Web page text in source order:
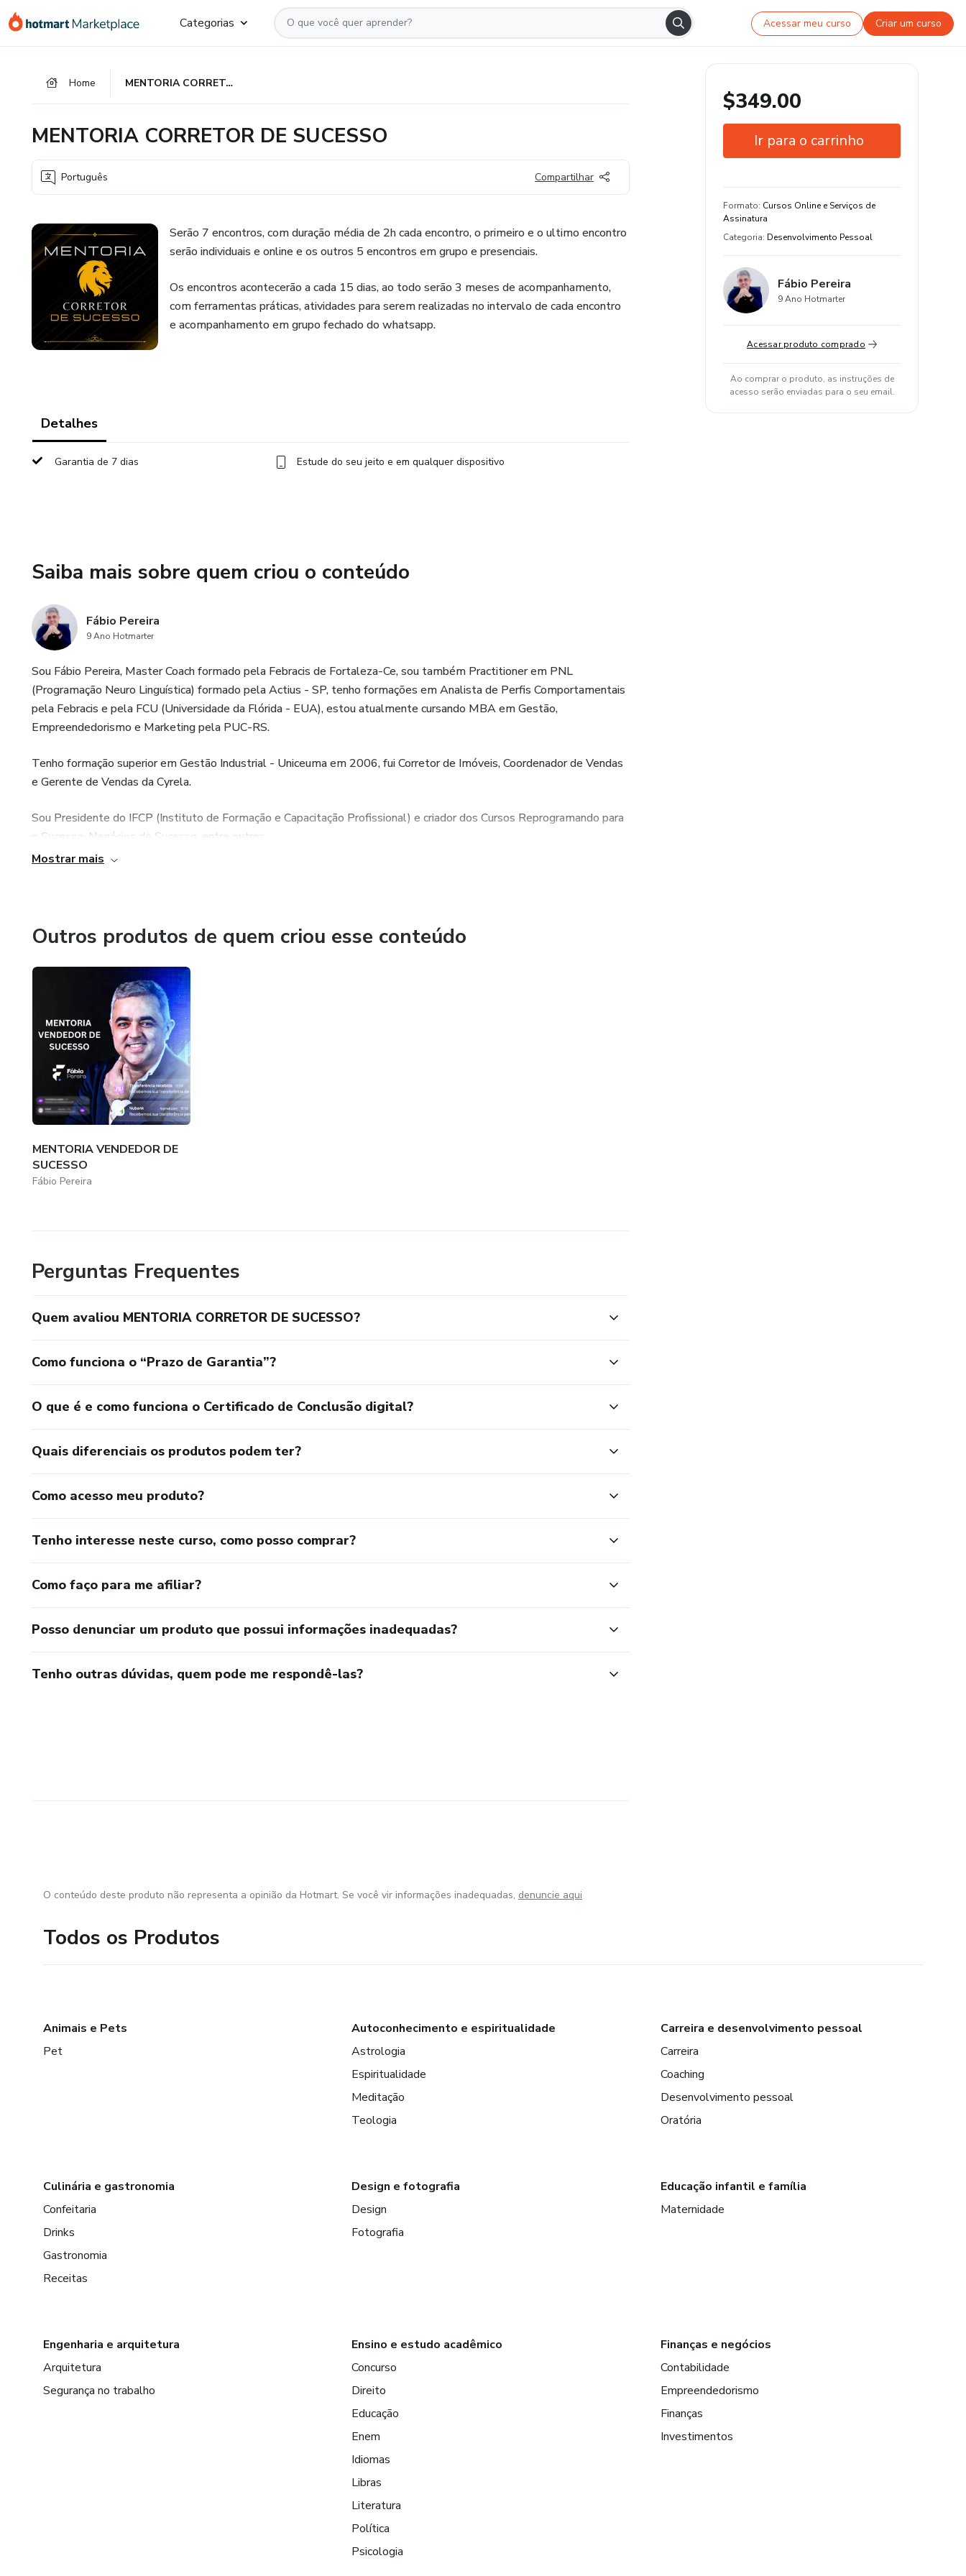
para
para
para
Categorias Acessar meu curso Criar um curso
Home MENTORIA CORRETOR DE SUCESSO
MENTORIA CORRETOR DE SUCESSO
Português Compartilhar
Serão 7 encontros, com duração média de 2h cada encontro, o primeiro e o ultimo encontro
serão individuais e online e os outros 5 encontros em grupo e presenciais.
Os encontros acontecerão a cada 15 dias, ao todo serão 3 meses de acompanhamento,
com ferramentas práticas, atividades para serem realizadas no intervalo de cada encontro
e acompanhamento em grupo fechado do whatsapp.
Detalhes
Garantia de 7 dias Estude do seu jeito e em qualquer dispositivo
Saiba mais sobre quem criou o conteúdo
Fábio Pereira
9 Ano Hotmarter
Sou Fábio Pereira, Master Coach formado pela Febracis de Fortaleza-Ce, sou também Practitioner em PNL
(Programação Neuro Linguística) formado pela Actius - SP, tenho formações em Analista de Perfis Comportamentais
pela Febracis e pela FCU (Universidade da Flórida - EUA), estou atualmente cursando MBA em Gestão,
Empreendedorismo e Marketing pela PUC-RS.
Tenho formação superior em Gestão Industrial - Uniceuma em 2006, fui Corretor de Imóveis, Coordenador de Vendas
e Gerente de Vendas da Cyrela.
Sou Presidente do IFCP (Instituto de Formação e Capacitação Profissional) e criador dos Cursos Reprogramando para
o Sucesso, Negócios de Sucesso, entre outros.
Mostrar mais
Outros produtos de quem criou esse conteúdo
MENTORIA VENDEDOR DE
SUCESSO
Fábio Pereira
Perguntas Frequentes
Quem avaliou MENTORIA CORRETOR DE SUCESSO?
Como funciona o “Prazo de Garantia”?
O que é e como funciona o Certificado de Conclusão digital?
Quais diferenciais os produtos podem ter?
Como acesso meu produto?
Tenho interesse neste curso, como posso comprar?
Como faço para me afiliar?
Posso denunciar um produto que possui informações inadequadas?
Tenho outras dúvidas, quem pode me respondê-las?
$349.00
Ir para o carrinho
Estude do seu jeito e em qualquer
dispositivo
Formato: Cursos Online e Serviços de
Assinatura
Categoria: Desenvolvimento Pessoal
Fábio Pereira
9 Ano Hotmarter
Acessar produto comprado
Ao comprar o produto, as instruções de
acesso serão enviadas para o seu email.
O conteúdo deste produto não representa a opinião da Hotmart. Se você vir informações inadequadas, denuncie aqui
Todos os Produtos
Animais e Pets
Pet
Autoconhecimento e espiritualidade
Astrologia
Espiritualidade
Meditação
Teologia
Carreira e desenvolvimento pessoal
Carreira
Coaching
Desenvolvimento pessoal
Oratória
Culinária e gastronomia
Confeitaria
Drinks
Gastronomia
Receitas
Design e fotografia
Design
Fotografia
Educação infantil e família
Maternidade
Engenharia e arquitetura
Arquitetura
Segurança no trabalho
Ensino e estudo acadêmico
Concurso
Direito
Educação
Enem
Idiomas
Libras
Literatura
Política
Psicologia
Finanças e negócios
Contabilidade
Empreendedorismo
Finanças
Investimentos